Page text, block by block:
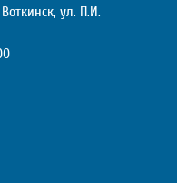
ул. П.И.